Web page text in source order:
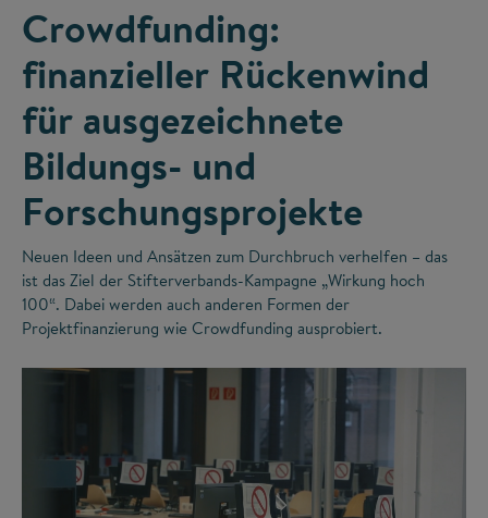
Crowdfunding:
finanzieller Rückenwind
für ausgezeichnete
Bildungs- und
Forschungsprojekte
Neuen Ideen und Ansätzen zum Durchbruch verhelfen – das
ist das Ziel der Stifterverbands-Kampagne „Wirkung hoch
100“. Dabei werden auch anderen Formen der
Projektfinanzierung wie Crowdfunding ausprobiert.